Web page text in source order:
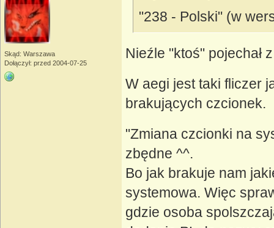
Skąd: Warszawa
Dołączył: przed 2004-07-25
"238 - Polski" (w
Nieźle "ktoś" pojechał
W aegi jest taki fliczer
brakujących czcionek.
"Zmiana czcionki na
zbędne ^^.
Bo jak brakuje nam
systemowa. Więc
gdzie osoba